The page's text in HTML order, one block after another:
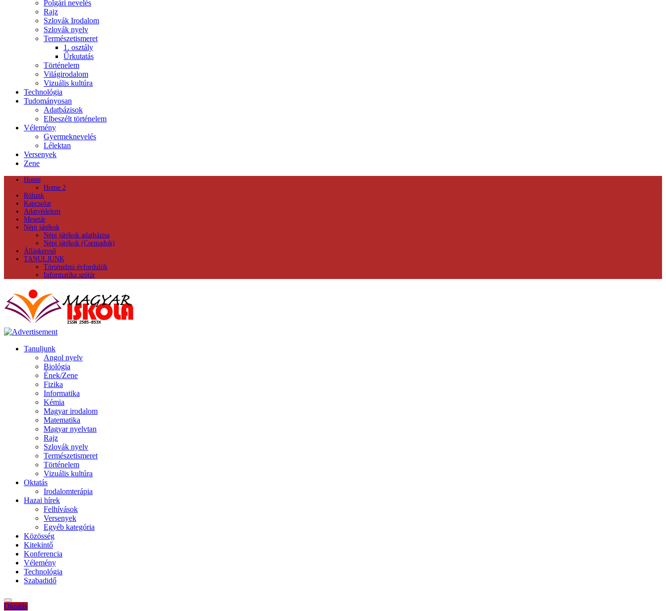
Polgári nevelés
Rajz
Szlovák Irodalom
Szlovák nyelv
Természetismeret
1. osztály
Űrkutatás
Történelem
Világirodalom
Vizuális kultúra
Technológia
Tudományosan
Adatbázisok
Elbeszélt történelem
Vélemény
Gyermeknevelés
Lélektan
Versenyek
Zene
Home
Home 2
Rólunk
Kapcsolat
Adatvédelem
Mesetár
Népi játékok
Népi játékok adatbázisa
Népi játékok (Csemadok)
Álláskereső
TANULJUNK
Történelmi évfordulók
Informatika szótár
Tanuljunk
Angol nyelv
Biológia
Ének/Zene
Fizika
Informatika
Kémia
Magyar irodalom
Matematika
Magyar nyelvtan
Rajz
Szlovák nyelv
Természetismeret
Történelem
Vizuális kultúra
Oktatás
Irodalomterápia
Hazai hírek
Felhívások
Versenyek
Egyéb kategória
Közösség
Kitekintő
Konferencia
Vélemény
Technológia
Szabadidő
Oktatás